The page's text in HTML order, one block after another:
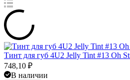
Тинт для губ 4U2 Jelly Tint #13 Oh
748,10 ₽
В наличии